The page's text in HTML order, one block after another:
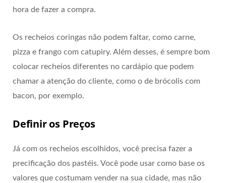
hora de fazer a compra.
Os recheios coringas não podem faltar, como carne,
pizza e frango com catupiry. Além desses, é sempre bom
colocar recheios diferentes no cardápio que podem
chamar a atenção do cliente, como o de brócolis com
bacon, por exemplo.
Definir os Preços
Já com os recheios escolhidos, você precisa fazer a
precificação dos pastéis. Você pode usar como base os
valores que costumam vender na sua cidade, mas não